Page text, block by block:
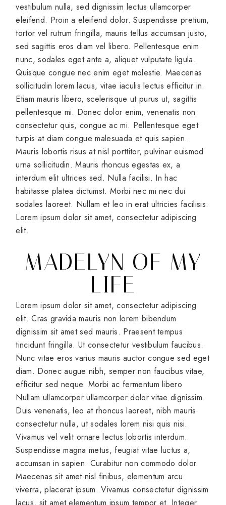
vestibulum nulla, sed dignissim lectus ullamcorper
eleifend. Proin a eleifend dolor. Suspendisse pretium,
tortor vel rutrum fringilla, mauris tellus accumsan justo,
sed sagittis eros diam vel libero. Pellentesque enim
nunc, sodales eget ante a, aliquet vulputate ligula.
Quisque congue nec enim eget molestie. Maecenas
sollicitudin lorem lacus, vitae iaculis lectus efficitur in.
Etiam mauris libero, scelerisque ut purus ut, sagittis
pellentesque mi. Donec dolor enim, venenatis non
consectetur quis, congue ac mi. Pellentesque eget
turpis at diam congue malesuada et quis sapien.
Mauris lobortis risus at nisl porttitor, pulvinar euismod
urna sollicitudin. Mauris rhoncus egestas ex, a
interdum elit ultrices sed. Nulla facilisi. In hac
habitasse platea dictumst. Morbi nec mi nec dui
sodales laoreet. Nullam et leo in erat ultricies facilisis.
Lorem ipsum dolor sit amet, consectetur adipiscing
elit.
MADELYN OF MY
LIFE
Lorem ipsum dolor sit amet, consectetur adipiscing
elit. Cras gravida mauris non lorem bibendum
dignissim sit amet sed mauris. Praesent tempus
tincidunt fringilla. Ut consectetur vestibulum faucibus.
Nunc vitae eros varius mauris auctor congue sed eget
diam. Donec augue nibh, semper non faucibus vitae,
efficitur sed neque. Morbi ac fermentum libero
Nullam ullamcorper ullamcorper dolor vitae dignissim.
Duis venenatis, leo at rhoncus laoreet, nibh mauris
consectetur nulla, ut sodales lorem nisi quis nisi.
Vivamus vel velit ornare lectus lobortis interdum.
Suspendisse magna metus, feugiat vitae luctus a,
accumsan in sapien. Curabitur non commodo dolor.
Maecenas sit amet nisl finibus, elementum arcu
viverra, placerat ipsum. Vivamus consectetur dignissim
lacus, sit amet elementum ipsum tempor et. Integer